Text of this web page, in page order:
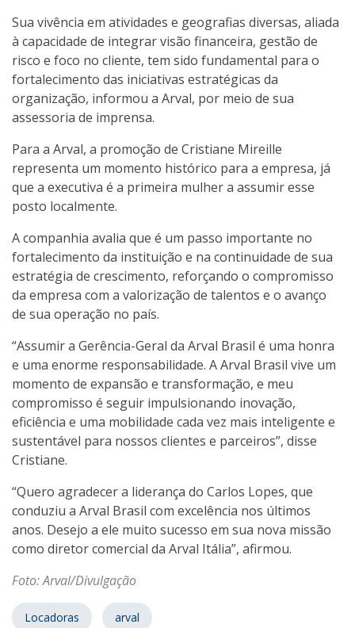
Sua vivência em atividades e geografias diversas, aliada
à capacidade de integrar visão financeira, gestão de
risco e foco no cliente, tem sido fundamental para o
fortalecimento das iniciativas estratégicas da
organização, informou a Arval, por meio de sua
assessoria de imprensa.
Para a Arval, a promoção de Cristiane Mireille
representa um momento histórico para a empresa, já
que a executiva é a primeira mulher a assumir esse
posto localmente.
A companhia avalia que é um passo importante no
fortalecimento da instituição e na continuidade de sua
estratégia de crescimento, reforçando o compromisso
da empresa com a valorização de talentos e o avanço
de sua operação no país.
“Assumir a Gerência-Geral da Arval Brasil é uma honra
e uma enorme responsabilidade. A Arval Brasil vive um
momento de expansão e transformação, e meu
compromisso é seguir impulsionando inovação,
eficiência e uma mobilidade cada vez mais inteligente e
sustentável para nossos clientes e parceiros”, disse
Cristiane.
“Quero agradecer a liderança do Carlos Lopes, que
conduziu a Arval Brasil com excelência nos últimos
anos. Desejo a ele muito sucesso em sua nova missão
como diretor comercial da Arval Itália”, afirmou.
Foto: Arval/Divulgação
Locadoras arval